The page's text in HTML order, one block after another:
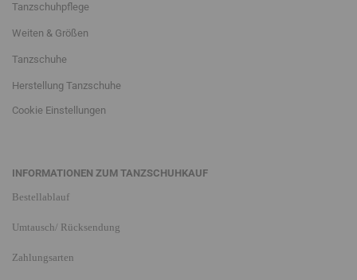
Tanzschuhpflege
Weiten & Größen
Tanzschuhe
Herstellung Tanzschuhe
Cookie Einstellungen
INFORMATIONEN ZUM TANZSCHUHKAUF
Bestellablauf
Umtausch/ Rücksendung
Zahlungsarten